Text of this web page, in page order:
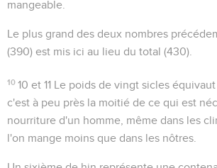
mangeable.
Le plus grand des deux nombres
(390) est mis ici au lieu du total (430).
10 10 et 11 Le poids devingt sicles équivaut
c'est à peu près la moitié de ce qui est
nourriture d'un homme, même dans les
l'on mange moins que dans les nôtres.